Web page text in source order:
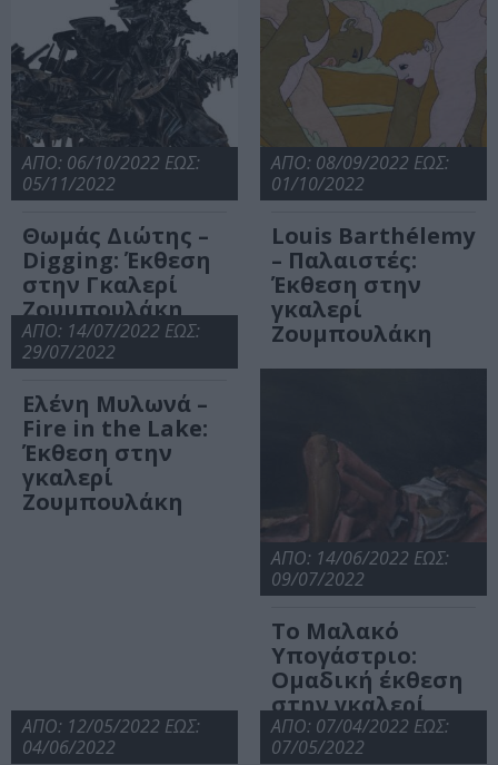
ΑΠΟ: 06/10/2022 ΕΩΣ:
05/11/2022
Θωμάς Διώτης –
Digging: Έκθεση
στην Γκαλερί
Ζουμπουλάκη
ΑΠΟ: 08/09/2022 ΕΩΣ:
01/10/2022
Louis Barthélemy
– Παλαιστές:
Έκθεση στην
γκαλερί
Ζουμπουλάκη
ΑΠΟ: 14/07/2022 ΕΩΣ:
29/07/2022
Ελένη Μυλωνά –
Fire in the Lake:
Έκθεση στην
γκαλερί
Ζουμπουλάκη
ΑΠΟ: 14/06/2022 ΕΩΣ:
09/07/2022
Το Μαλακό
Υπογάστριο:
Ομαδική έκθεση
στην γκαλερί
Ζουμπουλάκη
ΑΠΟ: 12/05/2022 ΕΩΣ:
04/06/2022
ΑΠΟ: 07/04/2022 ΕΩΣ:
07/05/2022